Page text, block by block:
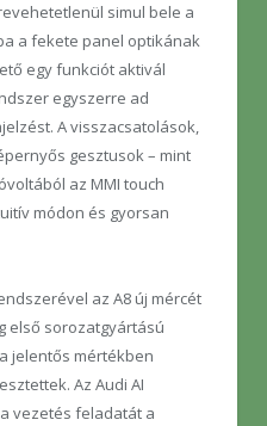
simul bele a
a fekete panel optikának
egy funkciót aktivál
egyszerre ad
A visszacsatolások,
gesztusok – mint
az MMI touch
módon és gyorsan
az A8 új mércét
első sorozatgyártású
jelentős mértékben
Az Audi AI
vezetés feladatát a